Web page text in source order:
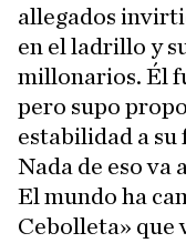
allegados
en el ladrillo y
millonarios. Él
pero supo
estabilidad a su
Nada de eso va
El mundo ha
Cebolleta» que